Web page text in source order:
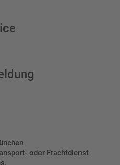
oder Frachtdienst